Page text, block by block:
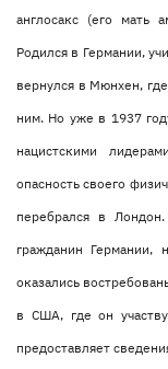
англосакс (его мать
Родился в Германии,
вернулся в Мюнхен,
ним. Но уже в 1937
нацистскими
опасность своего
перебрался в
гражданин Германии,
оказались
в США, где он
предоставляет